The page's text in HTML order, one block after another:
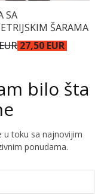
SA
ŠARAMA
27,50 EUR
bilo šta
u toku sa najnovijim
ponudama.